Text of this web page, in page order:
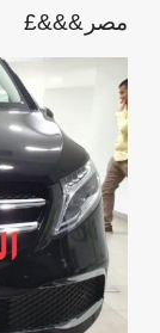
مصر&&&£